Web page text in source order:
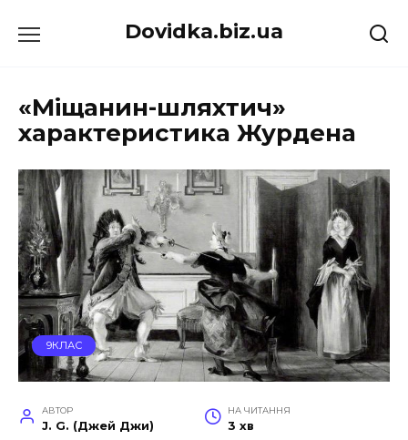
до
Dovidka.biz.ua
«Міщанин-шляхтич»
характеристика Журдена
9КЛАС
АВТОР
J. G. (Джей Джи)
НА ЧИТАННЯ
3 хв